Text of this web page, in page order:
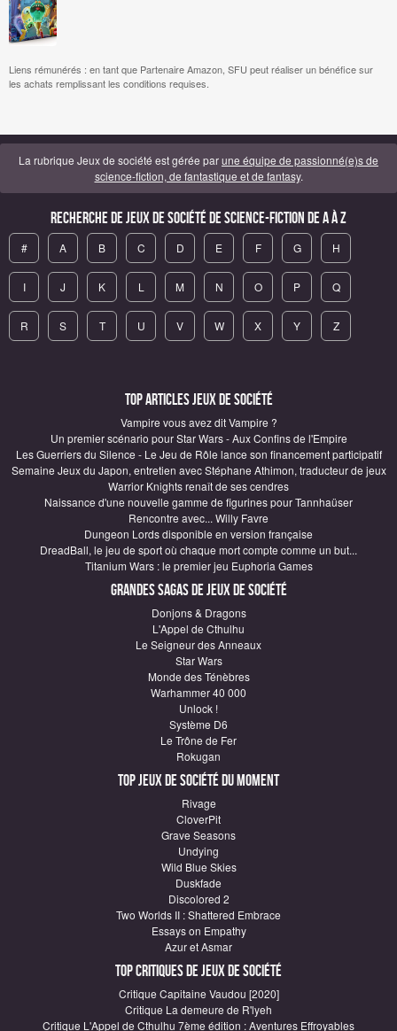
Liens rémunérés : en tant que Partenaire Amazon, SFU peut réaliser un bénéfice sur
les achats remplissant les conditions requises.
La rubrique Jeux de société est gérée parune équipe de passionné(e)s de
science-fiction, de fantastique et de fantasy.
Recherche de Jeux de société de science-fiction de A à Z
# A B C D E F G H
I J K L M N O P Q
R S T U V W X Y Z
Top articles Jeux de société
Vampire vous avez dit Vampire ?
Un premier scénario pour Star Wars - Aux Confins de l'Empire
Les Guerriers du Silence - Le Jeu de Rôle lance son financement participatif
Semaine Jeux du Japon, entretien avec Stéphane Athimon, traducteur de jeux
Warrior Knights renaît de ses cendres
Naissance d'une nouvelle gamme de figurines pour Tannhaüser
Rencontre avec... Willy Favre
Dungeon Lords disponible en version française
DreadBall, le jeu de sport où chaque mort compte comme un but...
Titanium Wars : le premier jeu Euphoria Games
Grandes sagas de Jeux de société
Donjons & Dragons
L'Appel de Cthulhu
Le Seigneur des Anneaux
Star Wars
Monde des Ténèbres
Warhammer 40 000
Unlock !
Système D6
Le Trône de Fer
Rokugan
Top Jeux de société du moment
Rivage
CloverPit
Grave Seasons
Undying
Wild Blue Skies
Duskfade
Discolored 2
Two Worlds II : Shattered Embrace
Essays on Empathy
Azur et Asmar
Top critiques de Jeux de société
Critique Capitaine Vaudou [2020]
Critique La demeure de R'lyeh
Critique L'Appel de Cthulhu 7ème édition : Aventures Effroyables